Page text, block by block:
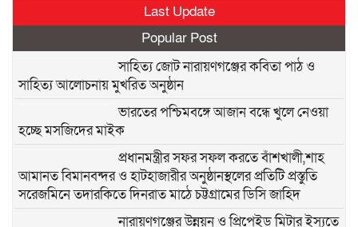
Last Update
Popular Post
সাহিত্য জোট নারায়ণগঞ্জের কবিতা পাঠ ও
সাহিত্য আলোচনায় মুখরিত অনুষ্ঠান
ভারতের পশ্চিমবঙ্গে আজান বন্ধে খুলে নেওয়া
হচ্ছে মসজিদের মাইক
প্রধানমন্ত্রীর সফর সফল করতে বাঁশখালী,শাহ
আমানত বিমানবন্দর ও হাটহাজারীর অনুষ্ঠানস্থলের প্রতিটি প্রস্তুতি
সরেজমিনে তদারকিতে দিনরাত মাঠে চট্টগ্রামের ডিসি জাহিদ
নারায়ণগঞ্জের উন্নয়ন ও প্রিপেইড মিটার ইস্যুতে